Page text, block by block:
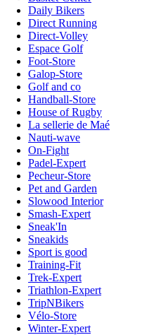
Daily Bikers
Direct Running
Direct-Volley
Espace Golf
Foot-Store
Galop-Store
Golf and co
Handball-Store
House of Rugby
La sellerie de Maé
Nauti-wave
On-Fight
Padel-Expert
Pecheur-Store
Pet and Garden
Slowood Interior
Smash-Expert
Sneak'In
Sneakids
Sport is good
Training-Fit
Trek-Expert
Triathlon-Expert
TripNBikers
Vélo-Store
Winter-Expert